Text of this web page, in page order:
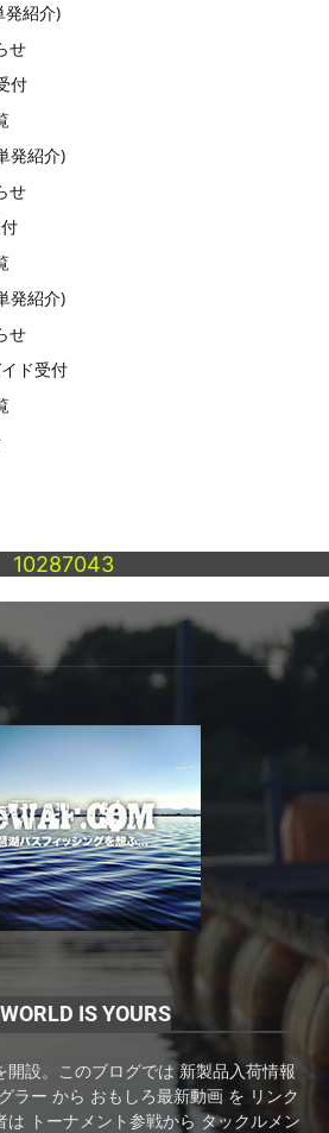
発紹介)
せ
付
発紹介)
せ
発紹介)
せ
ド受付
10287043
IS YOURS
設。このブログでは 新製品入荷情報
ラー から おもしろ最新動画 を リンク
は トーナメント参戦から タックルメン